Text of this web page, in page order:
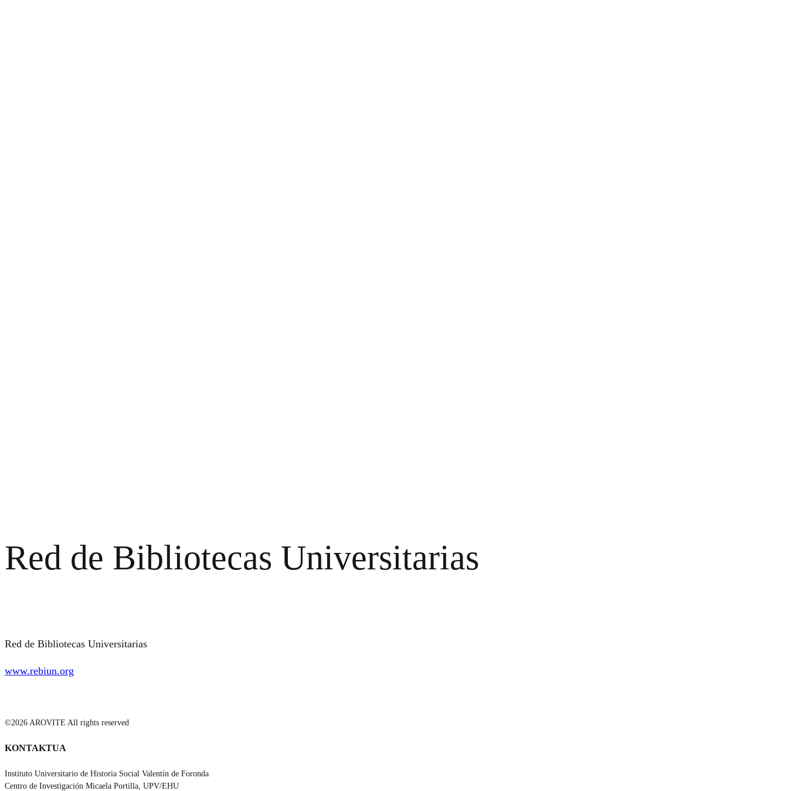
Red de Bibliotecas Universitarias
Red de Bibliotecas Universitarias
www.rebiun.org
©2026 AROVITE All rights reserved
KONTAKTUA
Instituto Universitario de Historia Social Valentín de Foronda
Centro de Investigación Micaela Portilla, UPV/EHU